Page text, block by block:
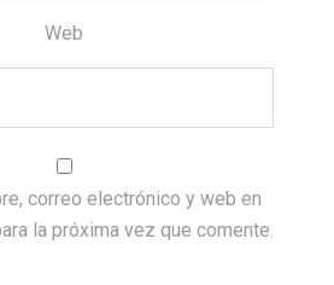
Web
correo electrónico y web en
la próxima vez que comente.